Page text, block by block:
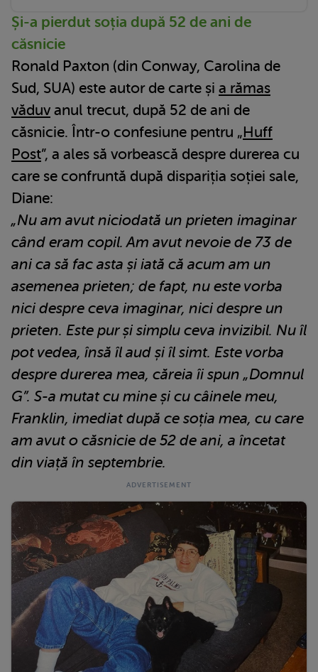
Și-a pierdut soția după 52 de ani de
căsnicie
Ronald Paxton (din Conway, Carolina de
Sud, SUA) este autor de carte și a rămas
văduv anul trecut, după 52 de ani de
căsnicie. Într-o confesiune pentru „Huff
Post”, a ales să vorbească despre durerea cu
care se confruntă după dispariția soției sale,
Diane:
„Nu am avut niciodată un prieten imaginar
când eram copil. Am avut nevoie de 73 de
ani ca să fac asta și iată că acum am un
asemenea prieten; de fapt, nu este vorba
nici despre ceva imaginar, nici despre un
prieten. Este pur și simplu ceva invizibil. Nu îl
pot vedea, însă îl aud și îl simt. Este vorba
despre durerea mea, căreia îi spun „Domnul
G”. S-a mutat cu mine și cu câinele meu,
Franklin, imediat după ce soția mea, cu care
am avut o căsnicie de 52 de ani, a încetat
din viață în septembrie.